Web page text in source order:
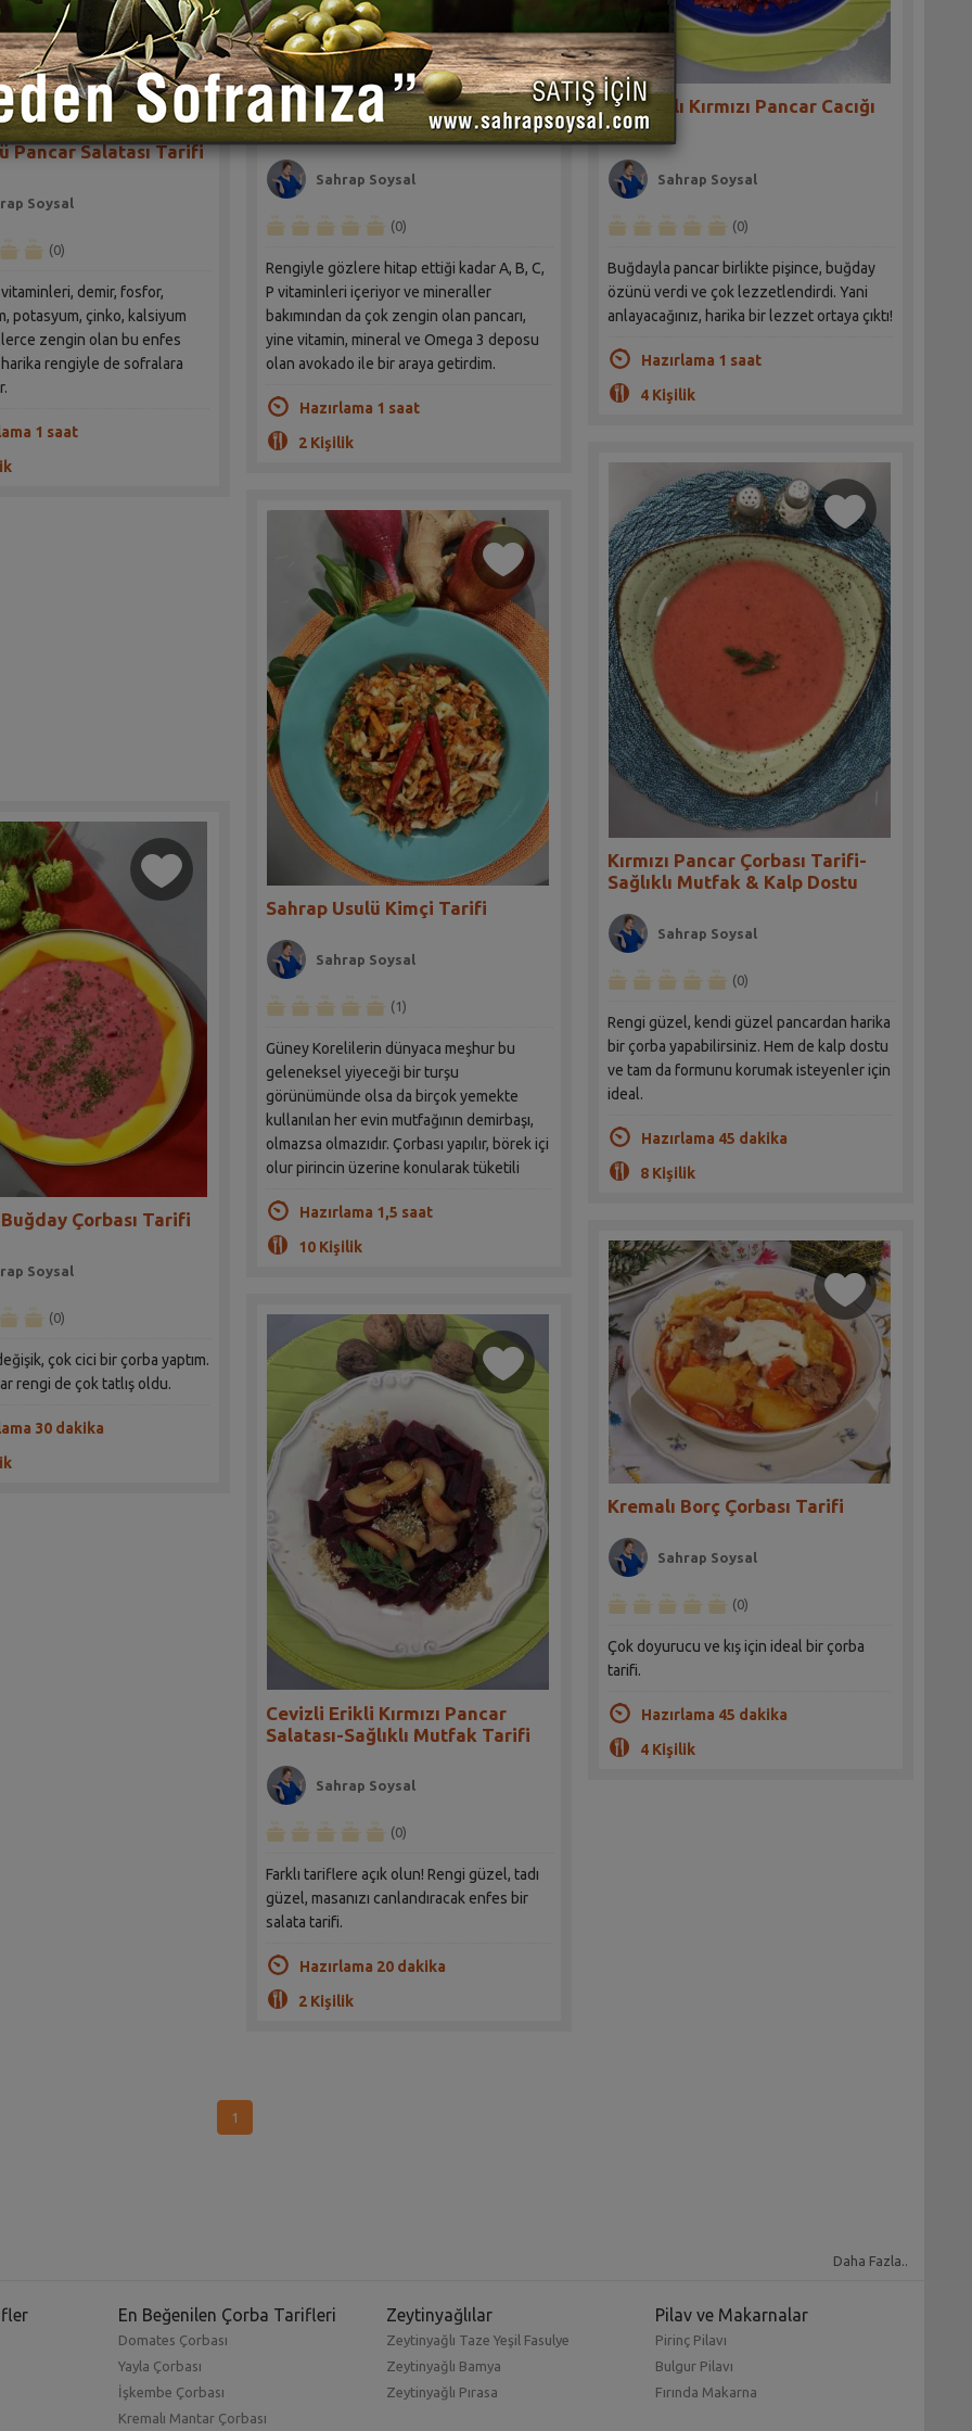
Pancar Salatası Tarifi
Soysal
(0)
vitaminleri, demir, fosfor,
potasyum, çinko, kalsiyum
zengin olan bu enfes
harika rengiyle de sofralara
1 saat
Çorbası Tarifi
Soysal
(0)
çok cici bir çorba yaptım.
rengi de çok tatlış oldu.
30 dakika
Avokado Soslu Fırınlanmış
Pancar Tarifi
Sahrap Soysal
(0)
Rengiyle gözlere hitap ettiği kadar A, B, C,
P vitaminleri içeriyor ve mineraller
bakımından da çok zengin olan pancarı,
yine vitamin, mineral ve Omega 3 deposu
olan avokado ile bir araya getirdim.
Hazırlama 1 saat
2 Kişilik
Sahrap Usulü Kimçi Tarifi
Sahrap Soysal
(1)
Güney Korelilerin dünyaca meşhur bu
geleneksel yiyeceği bir turşu
görünümünde olsa da birçok yemekte
kullanılan her evin mutfağının demirbaşı,
olmazsa olmazıdır. Çorbası yapılır, börek içi
olur pirincin üzerine konularak tüketili
Hazırlama 1,5 saat
10 Kişilik
Cevizli Erikli Kırmızı Pancar
Salatası-Sağlıklı Mutfak Tarifi
Sahrap Soysal
(0)
Farklı tariflere açık olun! Rengi güzel, tadı
güzel, masanızı canlandıracak enfes bir
salata tarifi.
Hazırlama 20 dakika
2 Kişilik
Buğdaylı Kırmızı Pancar Cacığı
Tarifi
Sahrap Soysal
(0)
Buğdayla pancar birlikte pişince, buğday
özünü verdi ve çok lezzetlendirdi. Yani
anlayacağınız, harika bir lezzet ortaya çıktı!
Hazırlama 1 saat
4 Kişilik
Kırmızı Pancar Çorbası Tarifi-
Sağlıklı Mutfak & Kalp Dostu
Sahrap Soysal
(0)
Rengi güzel, kendi güzel pancardan harika
bir çorba yapabilirsiniz. Hem de kalp dostu
ve tam da formunu korumak isteyenler için
ideal.
Hazırlama 45 dakika
8 Kişilik
Kremalı Borç Çorbası Tarifi
Sahrap Soysal
(0)
Çok doyurucu ve kış için ideal bir çorba
tarifi.
Hazırlama 45 dakika
4 Kişilik
1
Daha Fazla..
En Beğenilen Çorba Tarifleri
Domates Çorbası
Yayla Çorbası
İşkembe Çorbası
Kremalı Mantar Çorbası
Zeytinyağlılar
Zeytinyağlı Taze Yeşil Fasulye
Zeytinyağlı Bamya
Zeytinyağlı Pırasa
Pilav ve Makarnalar
Pirinç Pilavı
Bulgur Pilavı
Fırında Makarna